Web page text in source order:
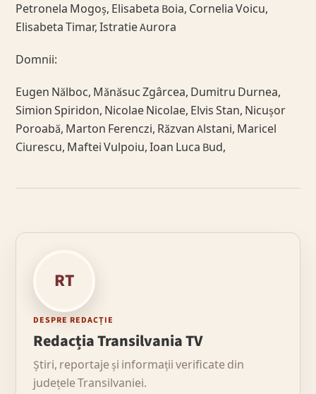
Petronela Mogoș, Elisabeta Boia, Cornelia Voicu,
Elisabeta Timar, Istratie Aurora
Domnii:
Eugen Nălboc, Mănăsuc Zgârcea, Dumitru Durnea,
Simion Spiridon, Nicolae Nicolae, Elvis Stan, Nicușor
Poroabă, Marton Ferenczi, Răzvan Alstani, Maricel
Ciurescu, Maftei Vulpoiu, Ioan Luca Bud,
RT
DESPRE REDACȚIE
Redacția Transilvania TV
Știri, reportaje și informații verificate din
județele Transilvaniei.